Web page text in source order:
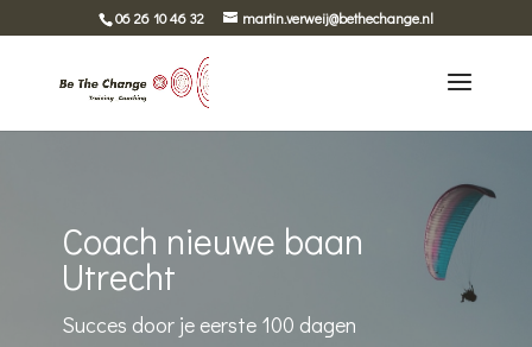
06 26 10 46 32 martin.verweij@bethechange.nl
Coach nieuwe baan
Utrecht
Succes door je eerste 100 dagen